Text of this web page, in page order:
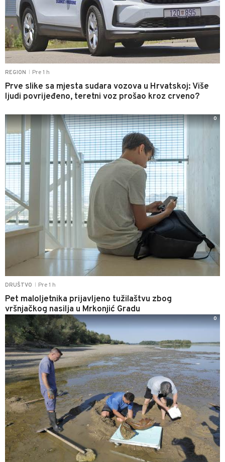
REGION Pre 1 h
Prve slike sa mjesta sudara vozova u Hrvatskoj: Više
ljudi povrijeđeno, teretni voz prošao kroz crveno?
DRUŠTVO Pre 1 h
Pet maloljetnika prijavljeno tužilaštvu zbog
vršnjačkog nasilja u Mrkonjić Gradu
0
0